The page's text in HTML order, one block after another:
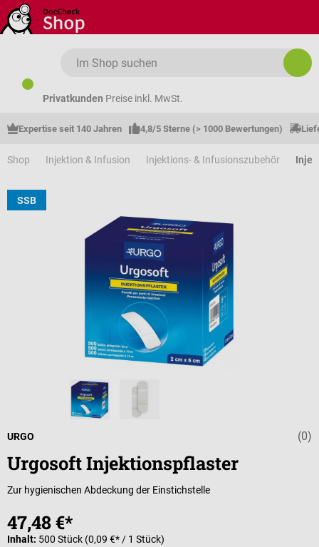
Zum Hauptinhalt springen
Privatkunden Preise inkl. MwSt.
Expertise seit 140 Jahren 4,8/5 Sterne (> 1000 Bewertungen)
Shop Injektion & Infusion Injektions- & Infusionszubehör
SSB
(0)
URGO
Urgosoft Injektionspflaster
Zur hygienischen Abdeckung der Einstichstelle
47,48 €*
Inhalt: 500 Stück (0,09 €* / 1 Stück)